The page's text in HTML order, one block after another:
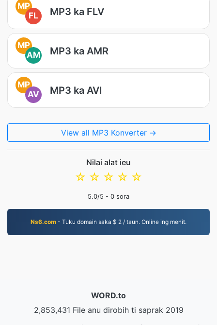
MP
FL
MP3 ka FLV
MP
AM
MP3 ka AMR
MP
AV
MP3 ka AVI
View all MP3 Konverter →
Nilai alat ieu
☆
☆
☆
☆
☆
5.0/5 - 0 sora
Ns6.com - Tuku domain saka $ 2 / taun. Online ing menit.
WORD.to
2,853,431 File anu dirobih ti saprak 2019